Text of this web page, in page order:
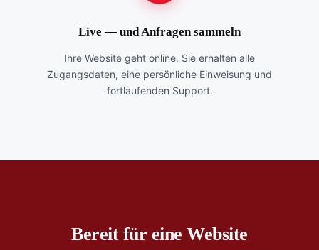
Live — und Anfragen sammeln
Ihre Website geht online. Sie erhalten alle
Zugangsdaten, eine persönliche Einweisung und
fortlaufenden Support.
Bereit für eine Website